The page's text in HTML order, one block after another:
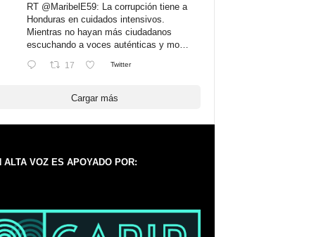
RT @MaribelE59: La corrupción tiene a
Honduras en cuidados intensivos.
Mientras no hayan más ciudadanos
escuchando a voces auténticas y mo…
17 Twitter
Cargar más
ALTA VOZ ES APOYADO POR: